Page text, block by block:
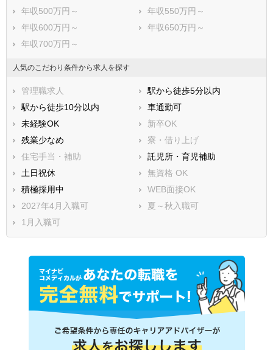
年収500万円～
年収550万円～
年収600万円～
年収650万円～
年収700万円～
人気のこだわり条件から求人を探す
管理職求人
駅から徒歩5分以内
駅から徒歩10分以内
車通勤可
未経験OK
新卒OK
残業少なめ
寮・借り上げ
住宅手当・補助
託児所・育児補助
土日祝休
無資格 OK
積極採用中
WEB面接OK
2027年4月入職可
夏～秋入職可
1月入職可